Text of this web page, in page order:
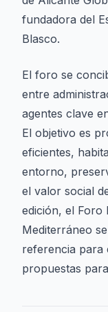
fundadora del
Blasco.
El foro se
entre
agentes clave
El objetivo es
eficientes,
entorno,
el valor social
edición, el Foro
Mediterráneo
referencia para
propuestas